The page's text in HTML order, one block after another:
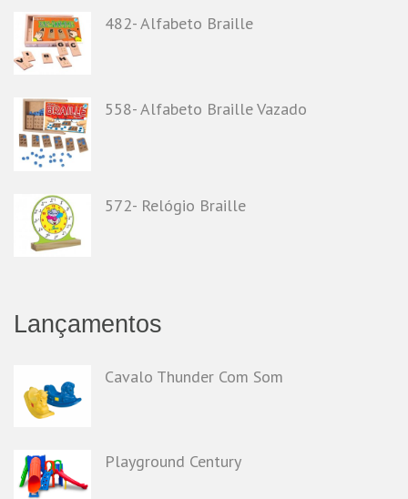
482- Alfabeto Braille
558- Alfabeto Braille Vazado
572- Relógio Braille
Lançamentos
Cavalo Thunder Com Som
Playground Century